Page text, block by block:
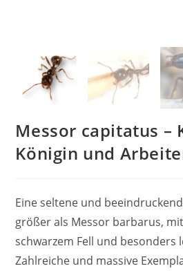
Messor capitatus –
Königin und
Eine seltene und
größer als Messor barbarus,
schwarzem Fell und besonders
Zahlreiche und massive